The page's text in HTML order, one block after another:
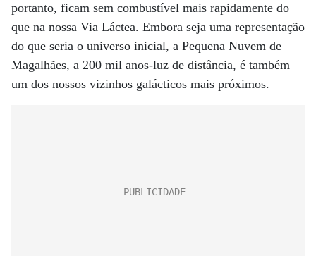
portanto, ficam sem combustível mais rapidamente do
que na nossa Via Láctea. Embora seja uma representação
do que seria o universo inicial, a Pequena Nuvem de
Magalhães, a 200 mil anos-luz de distância, é também
um dos nossos vizinhos galácticos mais próximos.